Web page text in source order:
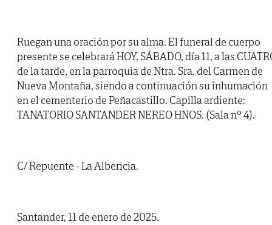
Ruegan una oración por su alma. El funeral de cuerpo
presente se celebrará HOY, SÁBADO, día 11, a las
de la tarde, en la parroquia de Ntra. Sra. del Carmen de
Nueva Montaña, siendo a continuación su inhumación
en el cementerio de Peñacastillo. Capilla ardiente:
TANATORIO SANTANDER NEREO HNOS. (Sala nº 4).
C/ Repuente - La Albericia.
Santander, 11 de enero de 2025.